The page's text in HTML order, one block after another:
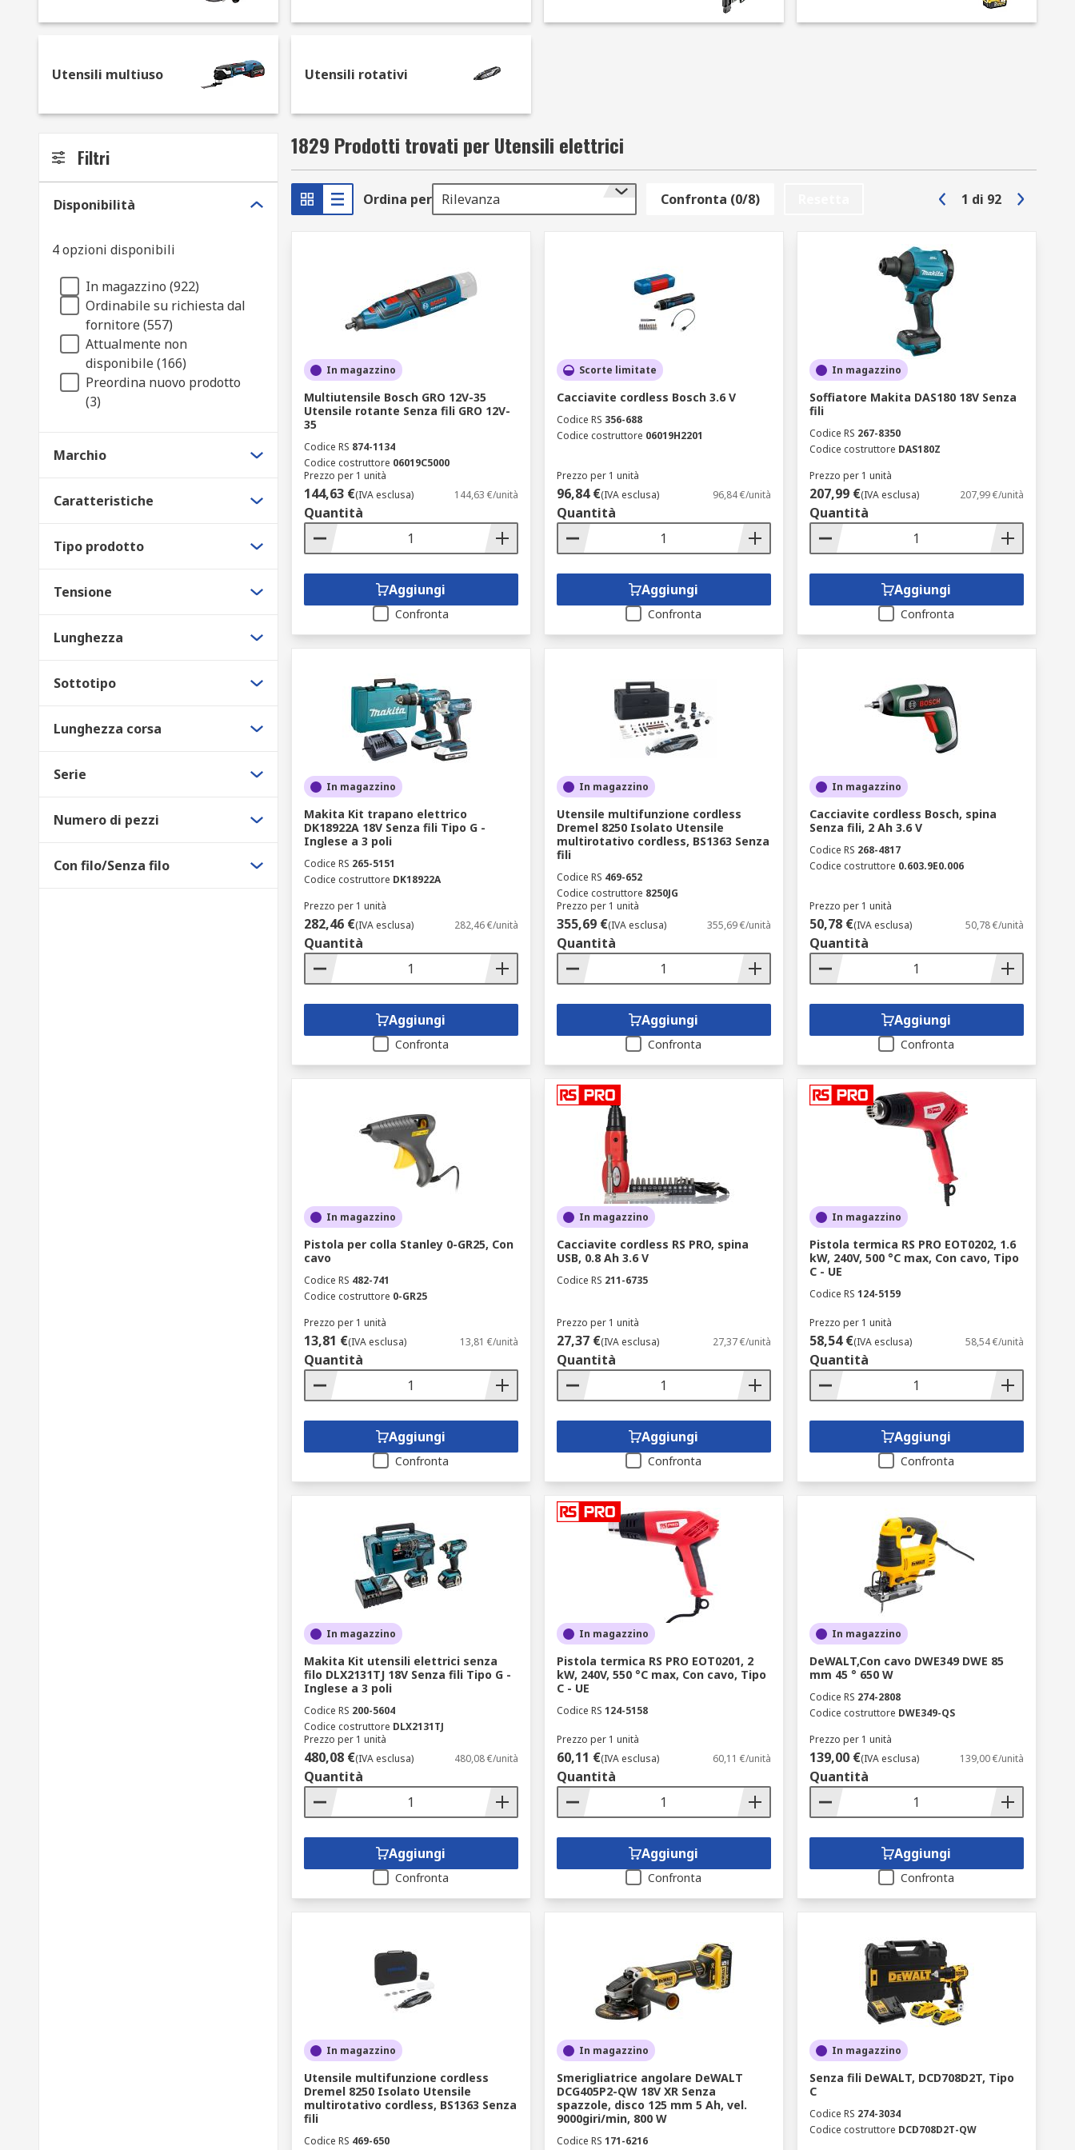
Dove vengono generalmente utilizzati gli utensili elettrici?
La vasta gamma di utensili elettrici più comuni include trapani, smerigliatrici angolari, fresatrici, cacciaviti,
levigatrici, seghe,Seghetti alternativi
, lucidatrici, pistole termiche, utensili rotanti e utensili multifunzione, che sono tutti utilizzati per una serie di
elettrici sono utilizzati in tutti i settori.
Utensili multiuso Utensili rotativi
Filtri
Disponibilità
4 opzioni disponibili
In magazzino (922)
Ordinabile su richiesta dal
fornitore (557)
Attualmente non
disponibile (166)
Preordina nuovo prodotto
(3)
Marchio
Caratteristiche
Tipo prodotto
Tensione
Lunghezza
Sottotipo
Lunghezza corsa
Serie
Numero di pezzi
Con filo/Senza filo
1829 Prodotti trovati per Utensili elettrici
Ordina per Rilevanza Confronta (0/8) 1 di 92
In magazzino
Multiutensile Bosch GRO 12V-35
Utensile rotante Senza fili GRO 12V-
35
Codice RS 874-1134
Codice costruttore 06019C5000
Prezzo per 1 unità
144,63 €(IVA esclusa) 144,63 €/unità
Quantità
Aggiungi
Confronta
Scorte limitate
Cacciavite cordless Bosch 3.6 V
Codice RS 356-688
Codice costruttore 06019H2201
Prezzo per 1 unità
96,84 €(IVA esclusa) 96,84 €/unità
Quantità
Aggiungi
Confronta
In magazzino
Soffiatore Makita DAS180 18V Senza
fili
Codice RS 267-8350
Codice costruttore DAS180Z
Prezzo per 1 unità
207,99 €(IVA esclusa) 207,99 €/unità
Quantità
Aggiungi
Confronta
In magazzino
Makita Kit trapano elettrico
DK18922A 18V Senza fili Tipo G -
Inglese a 3 poli
Codice RS 265-5151
Codice costruttore DK18922A
Prezzo per 1 unità
282,46 €(IVA esclusa) 282,46 €/unità
Quantità
Aggiungi
Confronta
In magazzino
Utensile multifunzione cordless
Dremel 8250 Isolato Utensile
multirotativo cordless, BS1363 Senza
fili
Codice RS 469-652
Codice costruttore 8250JG
Prezzo per 1 unità
355,69 €(IVA esclusa) 355,69 €/unità
Quantità
Aggiungi
Confronta
In magazzino
Cacciavite cordless Bosch, spina
Senza fili, 2 Ah 3.6 V
Codice RS 268-4817
Codice costruttore 0.603.9E0.006
Prezzo per 1 unità
50,78 €(IVA esclusa) 50,78 €/unità
Quantità
Aggiungi
Confronta
In magazzino
Pistola per colla Stanley 0-GR25, Con
cavo
Codice RS 482-741
Codice costruttore 0-GR25
Prezzo per 1 unità
13,81 €(IVA esclusa) 13,81 €/unità
Quantità
Aggiungi
Confronta
In magazzino
Cacciavite cordless RS PRO, spina
USB, 0.8 Ah 3.6 V
Codice RS 211-6735
Prezzo per 1 unità
27,37 €(IVA esclusa) 27,37 €/unità
Quantità
Aggiungi
Confronta
In magazzino
Pistola termica RS PRO EOT0202, 1.6
kW, 240V, 500 °C max, Con cavo, Tipo
C - UE
Codice RS 124-5159
Prezzo per 1 unità
58,54 €(IVA esclusa) 58,54 €/unità
Quantità
Aggiungi
Confronta
In magazzino
Makita Kit utensili elettrici senza
filo DLX2131TJ 18V Senza fili Tipo G -
Inglese a 3 poli
Codice RS 200-5604
Codice costruttore DLX2131TJ
Prezzo per 1 unità
480,08 €(IVA esclusa) 480,08 €/unità
Quantità
Aggiungi
Confronta
In magazzino
Pistola termica RS PRO EOT0201, 2
kW, 240V, 550 °C max, Con cavo, Tipo
C - UE
Codice RS 124-5158
Prezzo per 1 unità
60,11 €(IVA esclusa) 60,11 €/unità
Quantità
Aggiungi
Confronta
In magazzino
DeWALT,Con cavo DWE349 DWE 85
mm 45 ° 650 W
Codice RS 274-2808
Codice costruttore DWE349-QS
Prezzo per 1 unità
139,00 €(IVA esclusa) 139,00 €/unità
Quantità
Aggiungi
Confronta
In magazzino
Utensile multifunzione cordless
Dremel 8250 Isolato Utensile
multirotativo cordless, BS1363 Senza
fili
Codice RS 469-650
In magazzino
Smerigliatrice angolare DeWALT
DCG405P2-QW 18V XR Senza
spazzole, disco 125 mm 5 Ah, vel.
9000giri/min, 800 W
Codice RS 171-6216
In magazzino
Senza fili DeWALT, DCD708D2T, Tipo
C
Codice RS 274-3034
Codice costruttore DCD708D2T-QW